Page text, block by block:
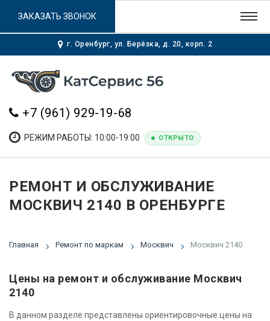
г. Оренбург, ул. Берёзка, д. 20, корп. 2
+7 (961) 929-19-68
РЕЖИМ РАБОТЫ: 10:00-19:00 ОТКРЫТО
ЗАКАЗАТЬ ЗВОНОК
РЕМОНТ И ОБСЛУЖИВАНИЕ
МОСКВИЧ 2140 В ОРЕНБУРГЕ
Главная Ремонт по маркам Москвич Москвич 2140
Цены на ремонт и обслуживание Москвич
2140
В данном разделе представлены ориентировочные цены на